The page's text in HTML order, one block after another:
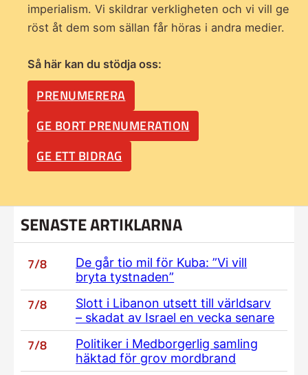
imperialism. Vi skildrar verkligheten och vi vill ge
röst åt dem som sällan får höras i andra medier.
Så här kan du stödja oss:
PRENUMERERA
GE BORT PRENUMERATION
GE ETT BIDRAG
SENASTE ARTIKLARNA
7/8
De går tio mil för Kuba: ”Vi vill
bryta tystnaden”
7/8
Slott i Libanon utsett till världsarv
– skadat av Israel en vecka senare
7/8
Politiker i Medborgerlig samling
häktad för grov mordbrand